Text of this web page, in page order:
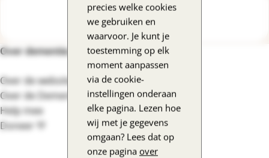
precies welke cookies
we gebruiken en
waarvoor. Je kunt je
toestemming op elk
moment aanpassen
via de cookie-
instellingen onderaan
elke pagina. Lezen hoe
wij met je gegevens
omgaan? Lees dat op
onze pagina over
Mail een expert
Footernavigatie
Over dementie.nl
Over de website
Over de DementieLijn
Help mee
Doneer 💛